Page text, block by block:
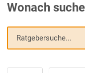
Wonach